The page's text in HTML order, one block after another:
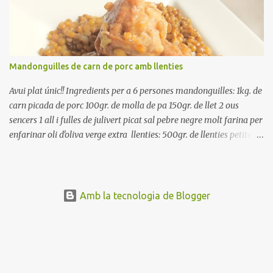
el pebrot, la ceba, (escorreguda), les olives i la tonyina esmicolada.
Amaniu amb sal i oli... bon profit!!
Mandonguilles de carn de porc amb llenties
Avui plat únic!! Ingredients per a 6 persones mandonguilles: 1kg. de
carn picada de porc 100gr. de molla de pa 150gr. de llet 2 ous
sencers 1 all i fulles de julivert picat sal pebre negre molt farina per
enfarinar oli d'oliva verge extra llenties: 500gr. de llenties petites
entre 40 i 50 minuts. Poseu la carn picada en un bol i barregeu-la
Amb la tecnologia de Blogger